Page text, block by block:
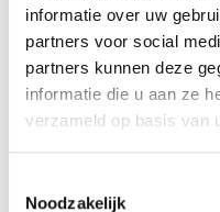
informatie over uw
partners voor social
partners kunnen deze
informatie die u aan ze
verzameld op basis van
Noodzakelijk
Nieuwe Eerdsebaan